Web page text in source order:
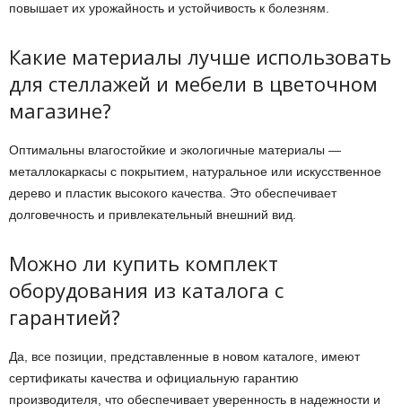
повышает их урожайность и устойчивость к болезням.
Какие материалы лучше использовать
для стеллажей и мебели в цветочном
магазине?
Оптимальны влагостойкие и экологичные материалы —
металлокаркасы с покрытием, натуральное или искусственное
дерево и пластик высокого качества. Это обеспечивает
долговечность и привлекательный внешний вид.
Можно ли купить комплект
оборудования из каталога с
гарантией?
Да, все позиции, представленные в новом каталоге, имеют
сертификаты качества и официальную гарантию
производителя, что обеспечивает уверенность в надежности и